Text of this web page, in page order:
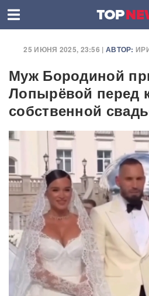
25 ИЮНЯ 2025, 23:56 | АВТОР:
Муж Бородиной
Лопырёвой перед
собственной